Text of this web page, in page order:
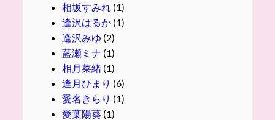
相坂すみれ(1)
逢沢はるか(1)
逢沢みゆ (2)
藍瀬ミナ (1)
相月菜緒(1)
逢月ひまり (6)
愛名きらり (1)
愛葉陽葵(1)